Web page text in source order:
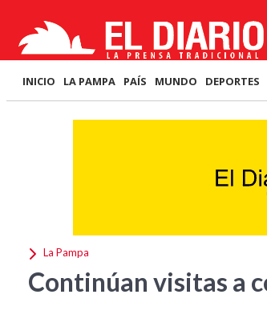
INICIO LA PAMPA PAÍS MUNDO DEPORTES
La Pampa
Continúan visitas a